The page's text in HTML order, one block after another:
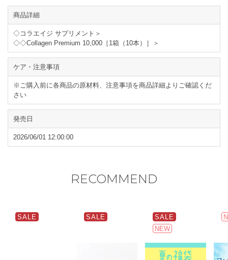
商品詳細
◇コラエイジ サプリメント＞
◇◇Collagen Premium 10,000［1箱（10本）］＞
ケア・注意事項
※ご購入前に各商品の原材料、注意事項を商品詳細よりご確認くだ
さい
発売日
2026/06/01 12:00:00
RECOMMEND
SALE SALE
SALE
NEW